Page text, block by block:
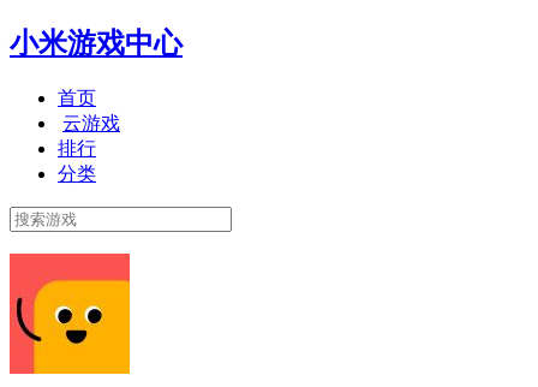
小米游戏中心
首页
云游戏
排行
分类